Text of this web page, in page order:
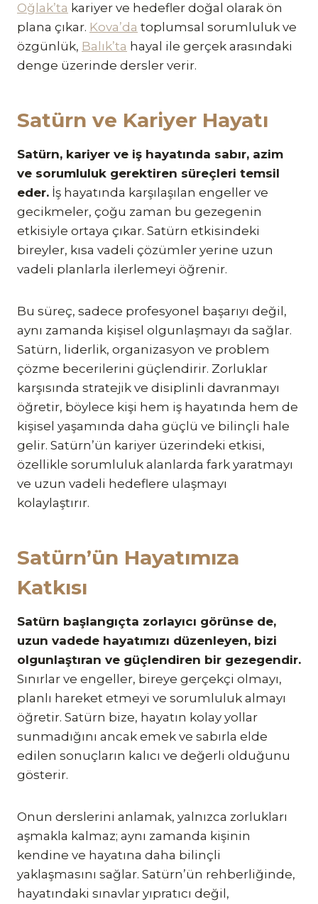
Oğlak’ta kariyer ve hedefler doğal olarak ön
plana çıkar. Kova’da toplumsal sorumluluk ve
özgünlük, Balık’ta hayal ile gerçek arasındaki
denge üzerinde dersler verir.
Satürn ve Kariyer Hayatı
Satürn, kariyer ve iş hayatında sabır, azim
ve sorumluluk gerektiren süreçleri temsil
eder. İş hayatında karşılaşılan engeller ve
gecikmeler, çoğu zaman bu gezegenin
etkisiyle ortaya çıkar. Satürn etkisindeki
bireyler, kısa vadeli çözümler yerine uzun
vadeli planlarla ilerlemeyi öğrenir.
Bu süreç, sadece profesyonel başarıyı değil,
aynı zamanda kişisel olgunlaşmayı da sağlar.
Satürn, liderlik, organizasyon ve problem
çözme becerilerini güçlendirir. Zorluklar
karşısında stratejik ve disiplinli davranmayı
öğretir, böylece kişi hem iş hayatında hem de
kişisel yaşamında daha güçlü ve bilinçli hale
gelir. Satürn’ün kariyer üzerindeki etkisi,
özellikle sorumluluk alanlarda fark yaratmayı
ve uzun vadeli hedeflere ulaşmayı
kolaylaştırır.
Satürn’ün Hayatımıza
Katkısı
Satürn başlangıçta zorlayıcı görünse de,
uzun vadede hayatımızı düzenleyen, bizi
olgunlaştıran ve güçlendiren bir gezegendir.
Sınırlar ve engeller, bireye gerçekçi olmayı,
planlı hareket etmeyi ve sorumluluk almayı
öğretir. Satürn bize, hayatın kolay yollar
sunmadığını ancak emek ve sabırla elde
edilen sonuçların kalıcı ve değerli olduğunu
gösterir.
Onun derslerini anlamak, yalnızca zorlukları
aşmakla kalmaz; aynı zamanda kişinin
kendine ve hayatına daha bilinçli
yaklaşmasını sağlar. Satürn’ün rehberliğinde,
hayatındaki sınavlar yıpratıcı değil,